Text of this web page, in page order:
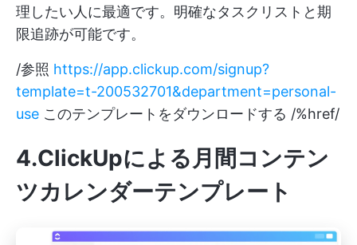
理したい人に最適です。明確なタスクリストと期
限追跡が可能です。
/参照 https://app.clickup.com/signup?
template=t-200532701&department=personal-
use このテンプレートをダウンロードする /%href/
4.ClickUpによる月間コンテン
ツカレンダーテンプレート